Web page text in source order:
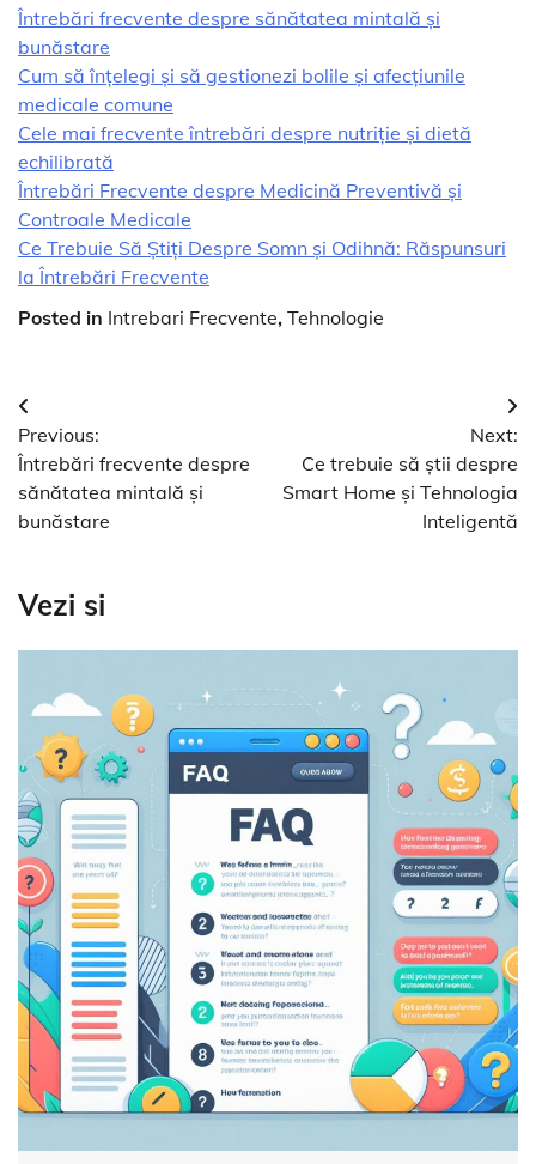
Întrebări frecvente despre sănătatea mintală și
bunăstare
Cum să înțelegi și să gestionezi bolile și afecțiunile
medicale comune
Cele mai frecvente întrebări despre nutriție și dietă
echilibrată
Întrebări Frecvente despre Medicină Preventivă și
Controale Medicale
Ce Trebuie Să Știți Despre Somn și Odihnă: Răspunsuri
la Întrebări Frecvente
Posted in Intrebari Frecvente, Tehnologie
Navigare
în
articole
Previous:
Întrebări frecvente despre
sănătatea mintală și
bunăstare
Next:
Ce trebuie să știi despre
Smart Home și Tehnologia
Inteligentă
Vezi si